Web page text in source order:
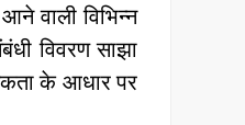
वाली विभिन्न
विवरण साझा
के आधार पर